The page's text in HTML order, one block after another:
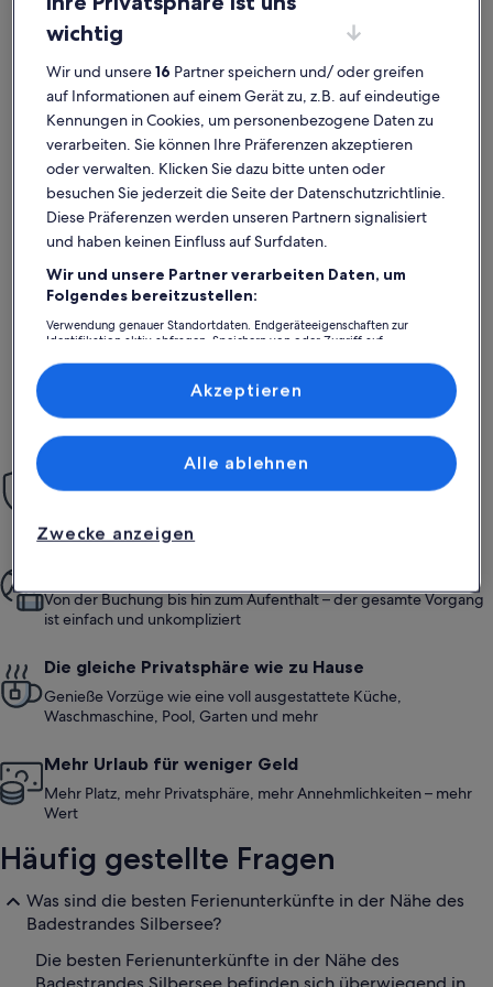
Weitere Infos zu Ferienwohnung "Burgweg" im alten
Familien Urlaub
10 von 10
2 Bewertungen
(2
bewertungen)
Die Ferienwohnung war sehr schön in einem Weingut mitten
freundliche und hilfbeite Gastgeber, es war sehr Familiär.Toll
neben an. Danke für diese tollen Tips...
Aufenthalt im Aug. 2025
Weitere
um die Uhr Unterstützung
Von der Buchung bis hin zum Aufenthalt – der gesamte Vorgang
ist einfach und unkompliziert
Die gleiche Privatsphäre wie zu Hause
Genieße Vorzüge wie eine voll ausgestattete Küche,
Waschmaschine, Pool, Garten und mehr
Mehr Urlaub für weniger Geld
Mehr Platz, mehr Privatsphäre, mehr Annehmlichkeiten – mehr
Wert
Häufig gestellte Fragen
Was sind die besten Ferienunterkünfte in der Nähe des
Badestrandes Silbersee?
Die besten Ferienunterkünfte in der Nähe des
wichtig
Wir und unsere16 Partner speichern und/ oder greifen
auf Informationen auf einem Gerät zu, z.B. auf eindeutige
Kennungen in Cookies, um personenbezogene Daten zu
verarbeiten. Sie können Ihre Präferenzen akzeptieren
oder verwalten. Klicken Sie dazu bitte unten oder
besuchen Sie jederzeit die Seite der Datenschutzrichtlinie.
Diese Präferenzen werden unseren Partnern signalisiert
und haben keinen Einfluss auf Surfdaten.
Wir und unsere Partner verarbeiten Daten, um
Folgendes bereitzustellen:
Verwendung genauer Standortdaten. Endgeräteeigenschaften zur
Identifikation aktiv abfragen. Speichern von oder Zugriff auf
Inhalte, Messung von Werbeleistung und der Performance von Inhalten,
Zielgruppenforschung sowie Entwicklung und Verbesserung von
Liste der Partner (Lieferanten)
Zwecke anzeigen
Alle ablehnen
Akzeptieren